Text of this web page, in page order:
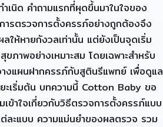
เนิด คำถามแรกที่ผุดขึ้นมาในใจของ
ารตรวจการตั้งครรภ์อย่างถูกต้องจึง
ให้หายกังวลเท่านั้น แต่ยังเป็นจุดเริ่ม
ภาพอย่างเหมาะสม โดยเฉพาะสำหรับ
งแผนฝากครรภ์กับสูตินรีแพทย์ เพื่อดูแล
ะเริ่มต้น บทความนี้ Cotton Baby ขอ
ข้าใจเกี่ยวกับวิธีตรวจการตั้งครรภ์แบบ
ะแบบ ความแม่นยำของผลตรวจ รวม